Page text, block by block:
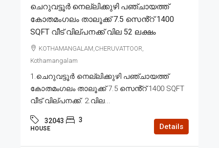
ചെറുവട്ടൂർ നെല്ലിക്കുഴി പഞ്ചായത്ത്
കോതമംഗലം താലൂക്ക് 7.5 സെൻ്റ് 1400
SQFT വീട് വില്പനക്ക് വില 52 ലക്ഷം
KOTHAMANGALAM,CHERUVATTOOR,
Kothamangalam
1.ചെറുവട്ടൂർ നെല്ലിക്കുഴി പഞ്ചായത്ത്
കോതമംഗലം താലൂക്ക് 7.5 സെൻ്റ് 1400 SQFT
വീട് വില്പനക്ക്. 2.വില...
32043 3
HOUSE Details